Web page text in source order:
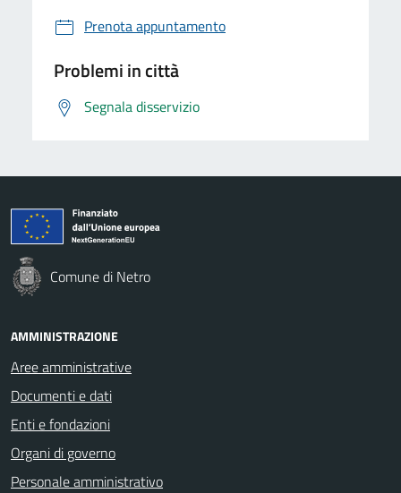
Prenota appuntamento
Problemi in città
Segnala disservizio
Comune di Netro
AMMINISTRAZIONE
Aree amministrative
Documenti e dati
Enti e fondazioni
Organi di governo
Personale amministrativo